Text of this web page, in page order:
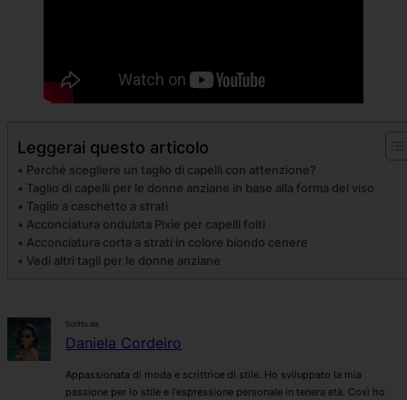
Leggerai questo articolo
Perché scegliere un taglio di capelli con attenzione?
Taglio di capelli per le donne anziane in base alla forma del viso
Taglio a caschetto a strati
Acconciatura ondulata Pixie per capelli folti
Acconciatura corta a strati in colore biondo cenere
Vedi altri tagli per le donne anziane
Scritto da
Daniela Cordeiro
Appassionata di moda e scrittrice di stile. Ho sviluppato la mia
passione per lo stile e l'espressione personale in tenera età. Così ho